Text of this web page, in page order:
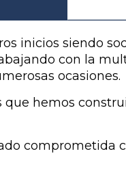
inicios siendo
con la
ocasiones.
que hemos
comprometida